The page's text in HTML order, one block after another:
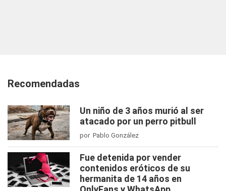
Recomendadas
Un niño de 3 años murió al ser
atacado por un perro pitbull
por Pablo González
Fue detenida por vender
contenidos eróticos de su
hermanita de 14 años en